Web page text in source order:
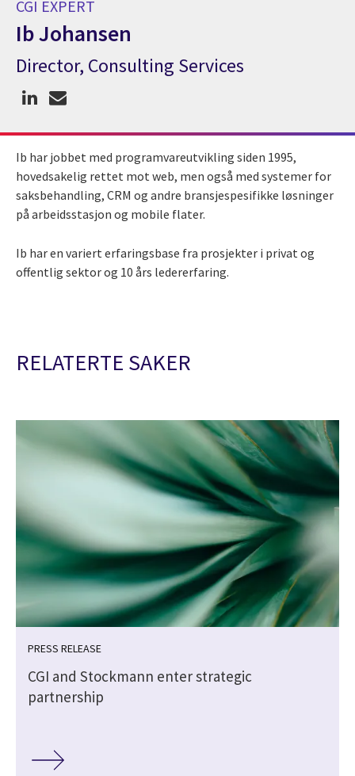
CGI EXPERT
Ib Johansen
CGI Expert Ib Johansen
Director, Consulting Services
Ib har jobbet med programvareutvikling siden 1995,
hovedsakelig rettet mot web, men også med systemer for
saksbehandling, CRM og andre bransjespesifikke løsninger
på arbeidsstasjon og mobile flater.
Ib har en variert erfaringsbase fra prosjekter i privat og
offentlig sektor og 10 års ledererfaring.
RELATERTE SAKER
PRESS RELEASE
CGI and Stockmann enter strategic
partnership